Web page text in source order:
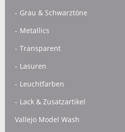
Grau & Schwarztöne
Metallics
Transparent
Lasuren
Leuchtfarben
Lack & Zusatzartikel
Vallejo Model Wash